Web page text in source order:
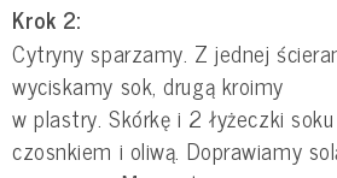
Krok 2:
Cytryny sparzamy. Z jednej
wyciskamy sok, drugą kroimy
w plastry. Skórkę i 2 łyżeczki
czosnkiem i oliwą. Doprawiamy